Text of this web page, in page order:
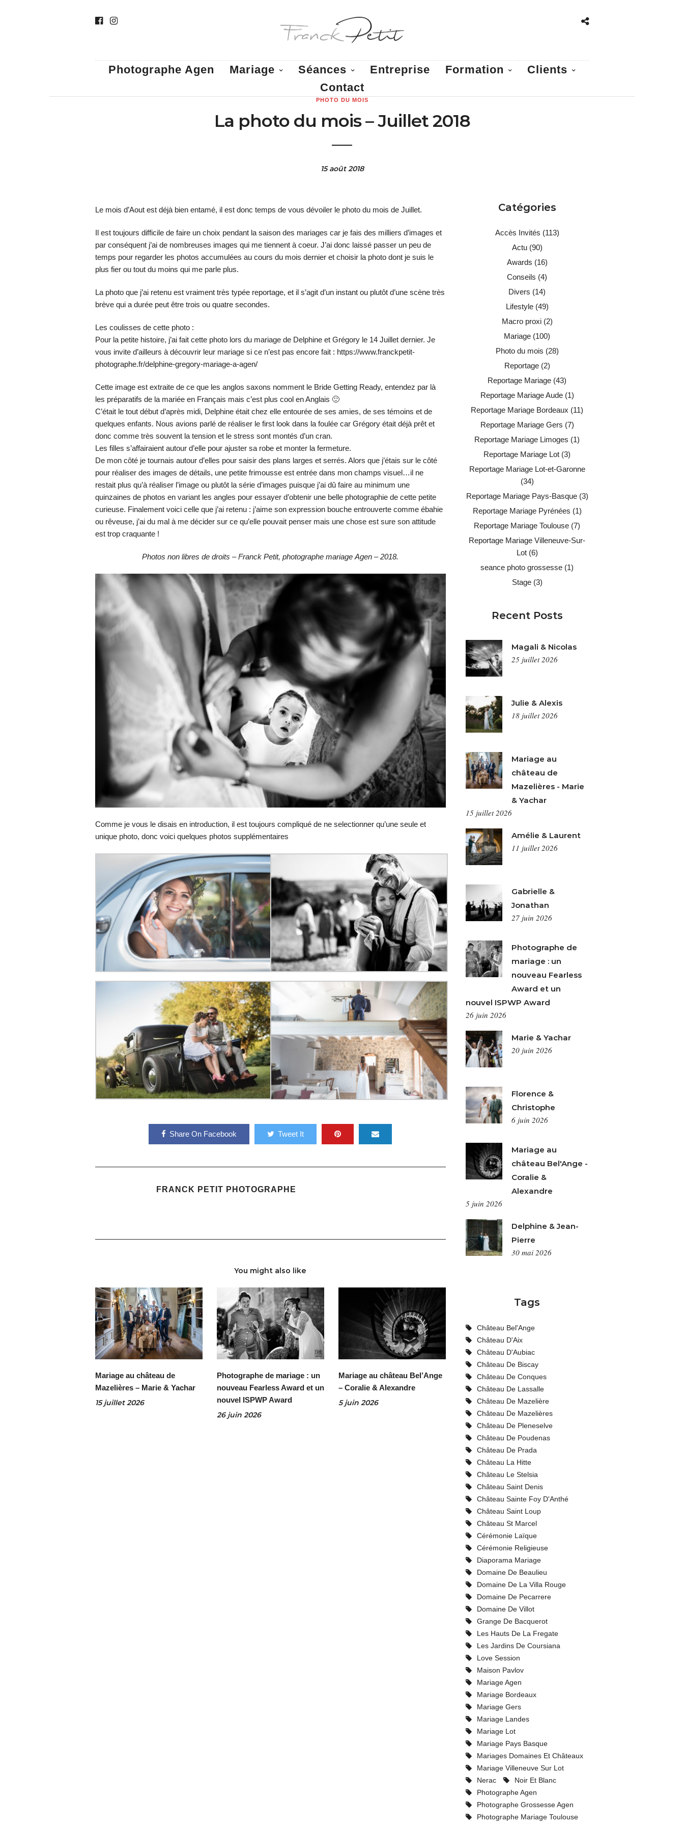
Photographe Agen Mariage Séances Entreprise Formation
Clients
Contact
PHOTO DU MOIS
La photo du mois – Juillet 2018
15 août 2018
Le mois d’Aout est déjà bien entamé, il est donc temps de vous dévoiler le photo du mois de Juillet.
Il est toujours difficile de faire un choix pendant la saison des mariages car je fais des milliers d’images et
par conséquent j’ai de nombreuses images qui me tiennent à coeur. J’ai donc laissé passer un peu de
temps pour regarder les photos accumulées au cours du mois dernier et choisir la photo dont je suis le
plus fier ou tout du moins qui me parle plus.
La photo que j’ai retenu est vraiment très typée reportage, et il s’agit d’un instant ou plutôt d’une scène très
brève qui a durée peut être trois ou quatre secondes.
Les coulisses de cette photo :
Pour la petite histoire, j’ai fait cette photo lors du mariage de Delphine et Grégory le 14 Juillet dernier. Je
vous invite d’ailleurs à découvrir leur mariage si ce n’est pas encore fait : https://www.franckpetit-
photographe.fr/delphine-gregory-mariage-a-agen/
Cette image est extraite de ce que les anglos saxons nomment le Bride Getting Ready, entendez par là
les préparatifs de la mariée en Français mais c’est plus cool en Anglais 🙂
C’était le tout début d’après midi, Delphine était chez elle entourée de ses amies, de ses témoins et de
quelques enfants. Nous avions parlé de réaliser le first look dans la foulée car Grégory était déjà prêt et
donc comme très souvent la tension et le stress sont montés d’un cran.
Les filles s’affairaient autour d’elle pour ajuster sa robe et monter la fermeture.
De mon côté je tournais autour d’elles pour saisir des plans larges et serrés. Alors que j’étais sur le côté
pour réaliser des images de détails, une petite frimousse est entrée dans mon champs visuel…il ne
restait plus qu’à réaliser l’image ou plutôt la série d’images puisque j’ai dû faire au minimum une
quinzaines de photos en variant les angles pour essayer d’obtenir une belle photographie de cette petite
curieuse. Finalement voici celle que j’ai retenu : j’aime son expression bouche entrouverte comme ébahie
ou rêveuse, j’ai du mal à me décider sur ce qu’elle pouvait penser mais une chose est sure son attitude
est trop craquante !
Photos non libres de droits – Franck Petit, photographe mariage Agen – 2018.
Comme je vous le disais en introduction, il est toujours compliqué de ne selectionner qu’une seule et
unique photo, donc voici quelques photos supplémentaires
Share On Facebook Tweet It
FRANCK PETIT PHOTOGRAPHE
You might also like
Mariage au château de
Mazelières – Marie & Yachar
15 juillet 2026
Photographe de mariage : un
nouveau Fearless Award et un
nouvel ISPWP Award
26 juin 2026
Mariage au château Bel’Ange
– Coralie & Alexandre
5 juin 2026
Catégories
Accès Invités (113)
Actu(90)
Awards (16)
Conseils (4)
Divers (14)
Lifestyle(49)
Macro proxi(2)
Mariage (100)
Photo du mois (28)
Reportage(2)
Reportage Mariage (43)
Reportage Mariage Aude(1)
Reportage Mariage Bordeaux (11)
Reportage Mariage Gers (7)
Reportage Mariage Limoges (1)
Reportage Mariage Lot (3)
Reportage Mariage Lot-et-Garonne
(34)
Reportage Mariage Pays-Basque(3)
Reportage Mariage Pyrénées (1)
Reportage Mariage Toulouse (7)
Reportage Mariage Villeneuve-Sur-
Lot(6)
seance photo grossesse (1)
Stage(3)
Recent Posts
Magali & Nicolas
25 juillet 2026
Julie & Alexis
18 juillet 2026
Mariage au
château de
Mazelières - Marie
& Yachar
15 juillet 2026
Amélie & Laurent
11 juillet 2026
Gabrielle &
Jonathan
27 juin 2026
Photographe de
mariage : un
nouveau Fearless
Award et un
nouvel ISPWP Award
26 juin 2026
Marie & Yachar
20 juin 2026
Florence &
Christophe
6 juin 2026
Mariage au
château Bel'Ange -
Coralie &
Alexandre
5 juin 2026
Delphine & Jean-
Pierre
30 mai 2026
Tags
Château Bel'Ange
Château D'Aix
Château D'Aubiac
Château De Biscay
Château De Conques
Château De Lassalle
Château De Mazelière
Château De Mazelières
Château De Pleneselve
Château De Poudenas
Château De Prada
Château La Hitte
Château Le Stelsia
Château Saint Denis
Château Sainte Foy D'Anthé
Château Saint Loup
Château St Marcel
Cérémonie Laïque
Cérémonie Religieuse
Diaporama Mariage
Domaine De Beaulieu
Domaine De La Villa Rouge
Domaine De Pecarrere
Domaine De Villot
Grange De Bacquerot
Les Hauts De La Fregate
Les Jardins De Coursiana
Love Session
Maison Pavlov
Mariage Agen
Mariage Bordeaux
Mariage Gers
Mariage Landes
Mariage Lot
Mariage Pays Basque
Mariages Domaines Et Châteaux
Mariage Villeneuve Sur Lot
Nerac
Noir Et Blanc
Photographe Agen
Photographe Grossesse Agen
Photographe Mariage Toulouse